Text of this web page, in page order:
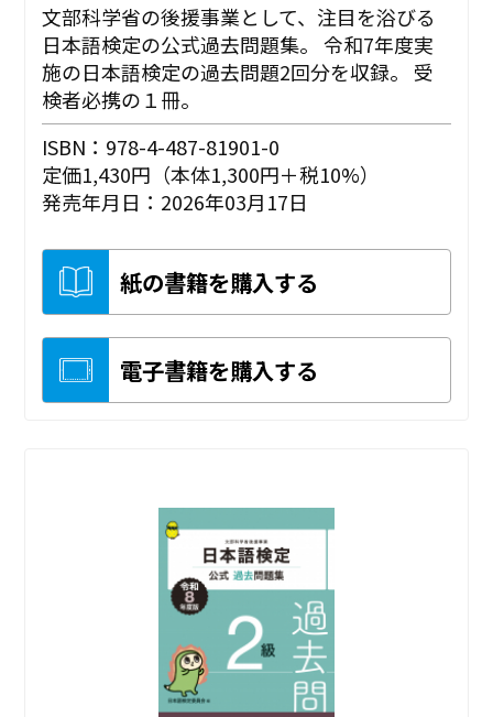
文部科学省の後援事業として、注目を浴びる
日本語検定の公式過去問題集。 令和7年度実
施の日本語検定の過去問題2回分を収録。 受
検者必携の１冊。
ISBN：978-4-487-81901-0
定価1,430円（本体1,300円＋税10%）
発売年月日：2026年03月17日
紙の書籍を購入する
電子書籍を購入する